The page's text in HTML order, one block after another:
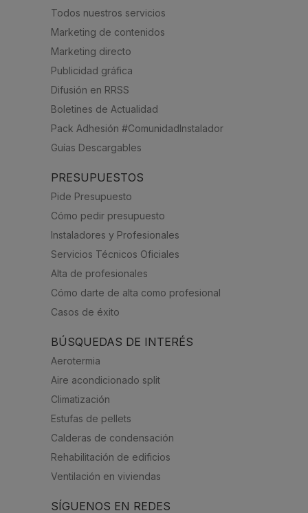
Todos nuestros servicios
Marketing de contenidos
Marketing directo
Publicidad gráfica
Difusión en RRSS
Boletines de Actualidad
Pack Adhesión #ComunidadInstalador
Guías Descargables
PRESUPUESTOS
Pide Presupuesto
Cómo pedir presupuesto
Instaladores y Profesionales
Servicios Técnicos Oficiales
Alta de profesionales
Cómo darte de alta como profesional
Casos de éxito
BÚSQUEDAS DE INTERÉS
Aerotermia
Aire acondicionado split
Climatización
Estufas de pellets
Calderas de condensación
Rehabilitación de edificios
Ventilación en viviendas
SÍGUENOS EN REDES